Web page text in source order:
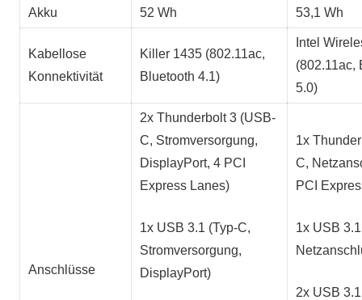
Akku 52 Wh 53,1 Wh
Kabellose
Konnektivität
Killer 1435 (802.11ac,
Bluetooth 4.1)
Intel
(802.11ac,
5.0)
Anschlüsse
2x Thunderbolt 3 (USB-
C, Stromversorgung,
DisplayPort, 4 PCI
Express Lanes)
1x USB 3.1 (Typ-C,
Stromversorgung,
DisplayPort)
1x
C,
PCI
1x USB
2x USB